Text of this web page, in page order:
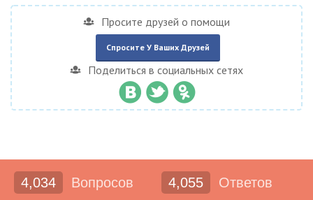
Просите друзей о помощи
Спросите У Ваших Друзей
Поделиться в социальных сетях
4,034 Вопросов 4,055 Ответов